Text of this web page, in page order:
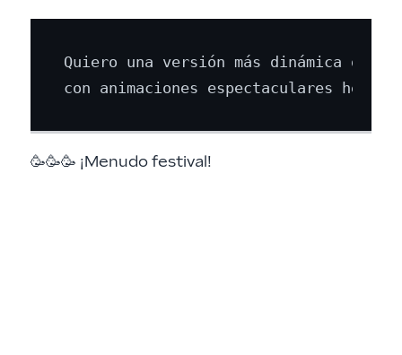
Quiero una versión más dinámica del
🥳🥳🥳 ¡Menudo festival!